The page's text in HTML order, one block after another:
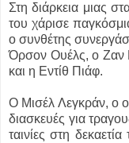
Στη διάρκεια μιας
του χάρισε
ο συνθέτης
Όρσον Ουέλς, ο Ζαν
και η Εντίθ Πιάφ.
Ο Μισέλ Λεγκράν, ο
διασκευές για
ταινίες στη